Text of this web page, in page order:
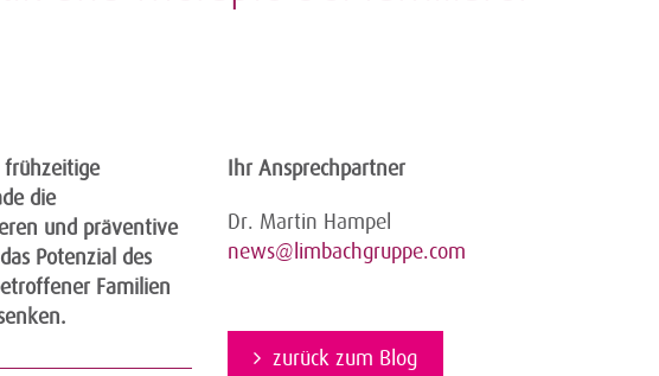
frühzeitige
die
und präventive
Potenzial des
Familien
Ihr Ansprechpartner
Dr. Martin Hampel
news@limbachgruppe.com
zurück zum Blog